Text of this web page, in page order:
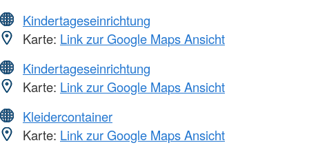
Kindertageseinrichtung
Karte: Link zur Google Maps Ansicht
Kindertageseinrichtung
Karte: Link zur Google Maps Ansicht
Kleidercontainer
Karte: Link zur Google Maps Ansicht